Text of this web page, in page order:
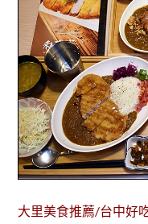
大里美食推薦/台中好